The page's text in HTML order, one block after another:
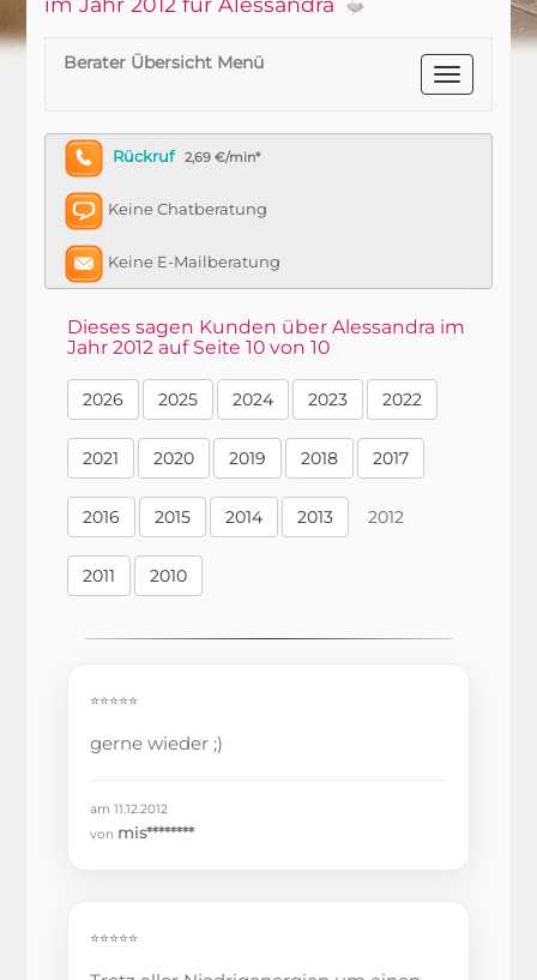
Berater Übersicht Menü
Rückruf 2,69 €/min*
Keine Chatberatung
Keine E-Mailberatung
Dieses sagen Kunden über Alessandra im
Jahr 2012 auf Seite 10 von 10
2026 2025 2024 2023 2022
2021 2020 2019 2018 2017
2016 2015 2014 2013 2012
2011 2010
⭐⭐⭐⭐⭐
gerne wieder ;)
am 11.12.2012
von mis********
⭐⭐⭐⭐⭐